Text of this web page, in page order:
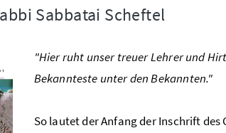
Sabbatai Scheftel
"Hier ruht unser treuer Lehrer und
Bekannteste unter den Bekannten."
So lautet der Anfang der Inschrift